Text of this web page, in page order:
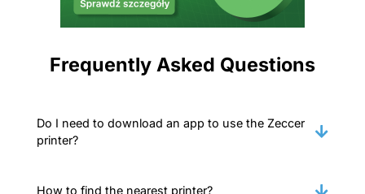
Frequently Asked Questions
Do I need to download an app to use the Zeccer
printer?
How to find the nearest printer?